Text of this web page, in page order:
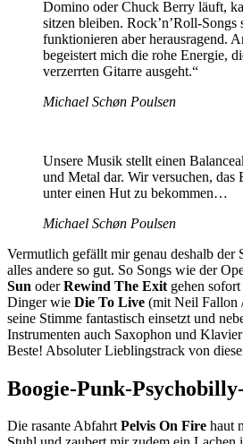
Domino oder Chuck Berry läuft,
sitzen bleiben. Rock’n’Roll-Songs
funktionieren aber herausragend.
begeistert mich die rohe Energie,
verzerrten Gitarre ausgeht.“
Michael Schøn Poulsen
Unsere Musik stellt einen
und Metal dar. Wir versuchen, das
unter einen Hut zu bekommen…
Michael Schøn Poulsen
Vermutlich gefällt mir genau deshalb der
alles andere so gut. So Songs wie der
Sun oderRewind The Exit gehen
Dinger wie Die To Live (mit Neil Fallon
seine Stimme fantastisch einsetzt und
Instrumenten auch Saxophon und
Beste! Absoluter Lieblingstrack von
Boogie-Punk-
Die rasante AbfahrtPelvis On Fire haut